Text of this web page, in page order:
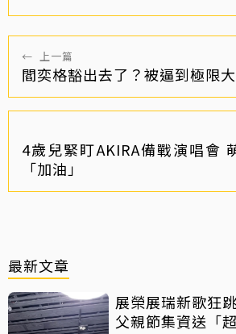
← 上一篇
閻奕格豁出去了？被逼到極限
4歲兒緊盯AKIRA備戰演唱會
「加油」
最新文章
展榮展瑞新歌狂
父親節集資送「